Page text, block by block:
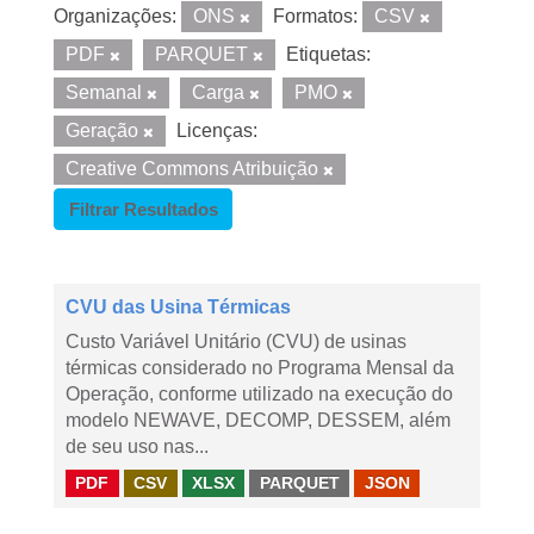
Organizações: ONS Formatos:
CSV
PDF
PARQUET
Etiquetas:
Semanal
Carga
PMO
Geração
Licenças:
Creative Commons Atribuição
Filtrar Resultados
CVU das Usina Térmicas
Custo Variável Unitário (CVU) de usinas
térmicas considerado no Programa Mensal da
Operação, conforme utilizado na execução do
modelo NEWAVE, DECOMP, DESSEM, além
de seu uso nas...
PDF CSV XLSX PARQUET JSON